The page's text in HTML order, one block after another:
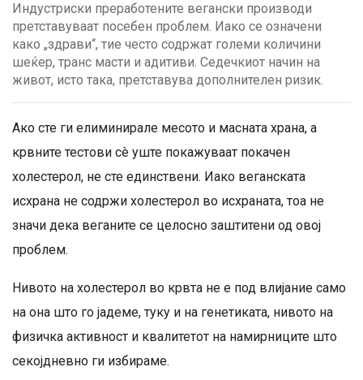
Индустриски преработените вегански производи
претставуваат посебен проблем. Иако се означени
како „здрави“, тие често содржат големи количини
шеќер, транс масти и адитиви. Седечкиот начин на
живот, исто така, претставува дополнителен ризик.
Ако сте ги елиминирале месото и масната храна, а
крвните тестови сè уште покажуваат покачен
холестерол, не сте единствени. Иако веганската
исхрана не содржи холестерол во исхраната, тоа не
значи дека веганите се целосно заштитени од овој
проблем.
Нивото на холестерол во крвта не е под влијание само
на она што го јадеме, туку и на генетиката, нивото на
физичка активност и квалитетот на намирниците што
секојдневно ги избираме.